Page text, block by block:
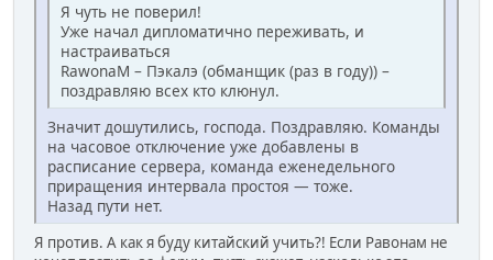
Я чуть не поверил!
Уже начал дипломатично переживать, и
настраиваться
RawonaM – Пэкалэ (обманщик (раз в году)) –
поздравляю всех кто клюнул.
Значит дошутились, господа. Поздравляю. Команды
на часовое отключение уже добавлены в
расписание сервера, команда еженедельного
приращения интервала простоя — тоже.
Назад пути нет.
Я против. А как я буду китайский учить?! Если Равонам не